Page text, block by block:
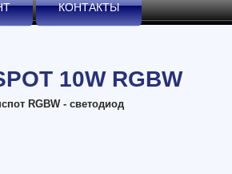
КОНТАКТЫ
10W RGBW
RGBW - светодиод